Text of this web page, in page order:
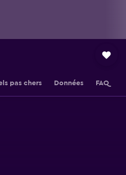
pas chers Données FAQ